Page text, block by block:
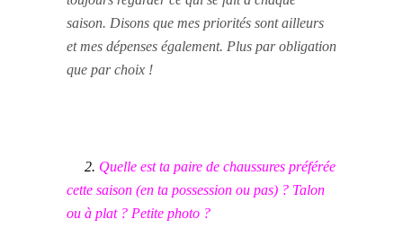
saison. Disons que mes priorités sont ailleurs
et mes dépenses également. Plus par obligation
que par choix !
2. Quelle est ta paire de chaussures préférée
cette saison (en ta possession ou pas) ? Talon
ou à plat ? Petite photo ?